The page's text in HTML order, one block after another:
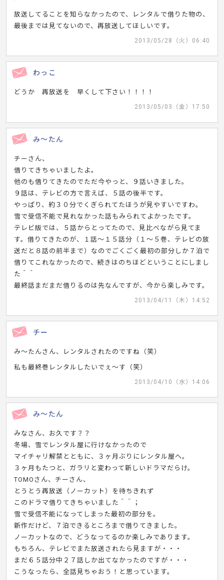
放送してることを知らなかったので、レンタルで借りた物の、
最後までは見てないので、再放送してほしいです。
2013/05/28（火）06:40
わっこ
どうか 再放送を 早くして下さい！！！！
2013/05/03（金）17:50
み～たん
チーさん、
借りてきちゃいましたよ。
他のも借りてきたのでただ今やっと、９話いきました。
９話は、テレビの方で言えば、５話の後半です。
やっぱり、約３０分でくぎられてたほうが見やすいですわ。
雪で受信不能で見れなかった話もみられてよかったです。
テレビ版では、５話からとってたので、見比べながら見てま
す。借りてきたのが、１話～１５話分（１～５巻、テレビの放
送だと８話の前半まで）なのでごくごく最初の部分しか７泊で
借りてこれなかったので、続きはのちほどということにしまし
た＾＾
最終話まだまだ借りるのは先なんですが、今から楽しみです。
2013/04/11（木）14:52
チー
み～たんさん、レンタルされたのですね（笑）
私も最終巻レンタルしたいでぇ～す（笑）
2013/04/10（水）14:06
み～たん
みなさん、お久です？？
冬場、雪でレンタル屋に行けなかったので
マイチャリ解禁とともに、３ヶ月ぶりにレンタル屋へ。
３ヶ月もたつと、ガラリと変わって新しいドラマだらけ。
TOMOさん、チーさん、
とうとう再放送（ノーカット）を待ちきれず
このドラマ借りてきちゃいました＾＾；
雪で受信不能になってしまった最初の部分を。
新作だけど、７泊できるところまで借りてきました。
ノーカットなので、どうなってるのか楽しみであります。
もちろん、テレビでまた放送されたら見ますが・・・
まだ６５話分中２７話しか出てなかったのですが・・・
こうなったら、全話見ちゃおう！と思っています。